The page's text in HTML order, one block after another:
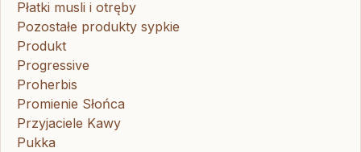
Płatki musli i otręby
Pozostałe produkty sypkie
Produkt
Progressive
Proherbis
Promienie Słońca
Przyjaciele Kawy
Pukka